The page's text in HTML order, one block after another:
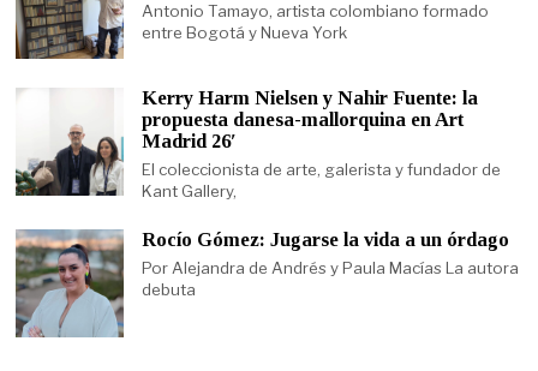
Antonio Tamayo, artista colombiano formado
entre Bogotá y Nueva York
Kerry Harm Nielsen y Nahir Fuente: la
propuesta danesa-mallorquina en Art
Madrid 26′
El coleccionista de arte, galerista y fundador de
Kant Gallery,
Rocío Gómez: Jugarse la vida a un órdago
Por Alejandra de Andrés y Paula Macías La autora
debuta